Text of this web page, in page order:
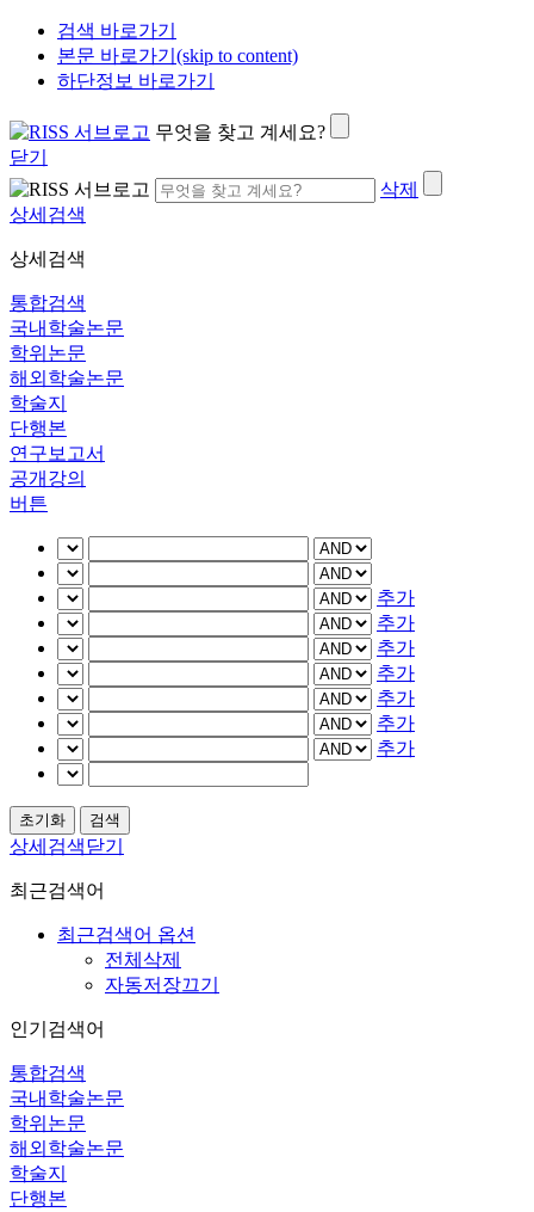
검색 바로가기
본문 바로가기(skip to content)
하단정보 바로가기
무엇을 찾고 계세요?
닫기
삭제
상세검색
상세검색
통합검색
국내학술논문
학위논문
해외학술논문
학술지
단행본
연구보고서
공개강의
버튼
추가
추가
추가
추가
추가
추가
추가
상세검색닫기
최근검색어
최근검색어 옵션
전체삭제
자동저장끄기
인기검색어
통합검색
국내학술논문
학위논문
해외학술논문
학술지
단행본